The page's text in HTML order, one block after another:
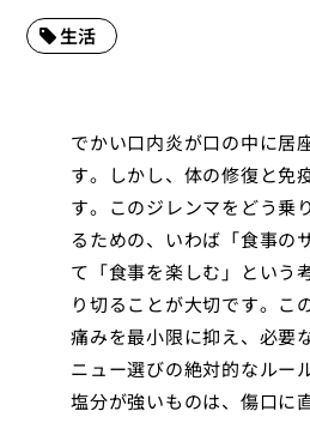
生活
でかい口内炎が口の中に居
す。しかし、体の修復と免
す。このジレンマをどう乗
るための、いわば「食事の
て「食事を楽しむ」という
り切ることが大切です。こ
痛みを最小限に抑え、必要
ニュー選びの絶対的なルー
塩分が強いものは、傷口に